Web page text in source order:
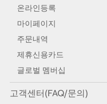
온라인등록
마이페이지
주문내역
제휴신용카드
글로벌 멤버십
고객센터(FAQ/문의)